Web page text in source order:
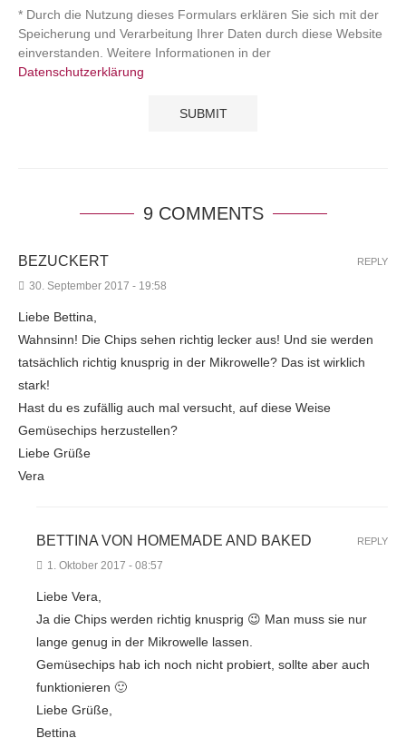
* Durch die Nutzung dieses Formulars erklären Sie sich mit der
Speicherung und Verarbeitung Ihrer Daten durch diese Website
einverstanden. Weitere Informationen in der
Datenschutzerklärung
9 COMMENTS
BEZUCKERT
30. September 2017 - 19:58
Liebe Bettina,
Wahnsinn! Die Chips sehen richtig lecker aus! Und sie werden
tatsächlich richtig knusprig in der Mikrowelle? Das ist wirklich
stark!
Hast du es zufällig auch mal versucht, auf diese Weise
Gemüsechips herzustellen?
Liebe Grüße
Vera
REPLY
BETTINA VON HOMEMADE AND BAKED
1. Oktober 2017 - 08:57
Liebe Vera,
Ja die Chips werden richtig knusprig 😉 Man muss sie nur
lange genug in der Mikrowelle lassen.
Gemüsechips hab ich noch nicht probiert, sollte aber auch
funktionieren 🙂
Liebe Grüße,
Bettina
REPLY